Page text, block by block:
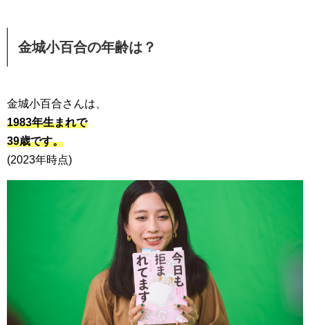
金城小百合の年齢は？
金城小百合さんは、
1983年生まれで
39歳です。
(2023年時点)